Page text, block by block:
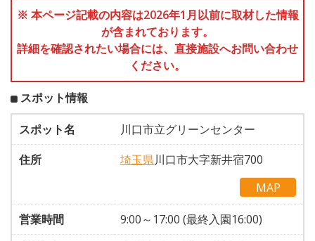
※ 本ページ記載の内容は2026年1月以前に取材した情報
が含まれております。
詳細を確認されたい場合には、直接施設へお問い合わせ
ください。
スポット情報
スポット名
川口市立グリーンセンター
住所
埼玉県川口市大字新井宿700
MAP
営業時間
9:00～17:00 (最終入園16:00)